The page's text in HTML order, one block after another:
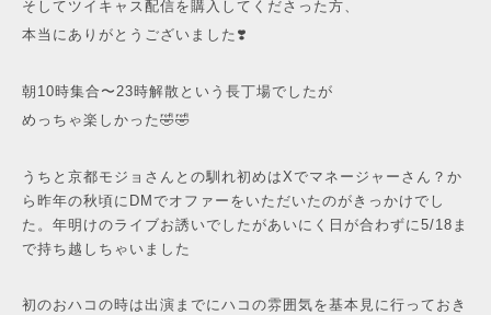
そしてツイキャス配信を購入してくださった方、
本当にありがとうございました❣️
朝10時集合〜23時解散という長丁場でしたが
めっちゃ楽しかった🤣🤣
うちと京都モジョさんとの馴れ初めはXでマネージャーさん？か
ら昨年の秋頃にDMでオファーをいただいたのがきっかけでし
た。年明けのライブお誘いでしたがあいにく日が合わずに5/18ま
で持ち越しちゃいました
初のおハコの時は出演までにハコの雰囲気を基本見に行っておき